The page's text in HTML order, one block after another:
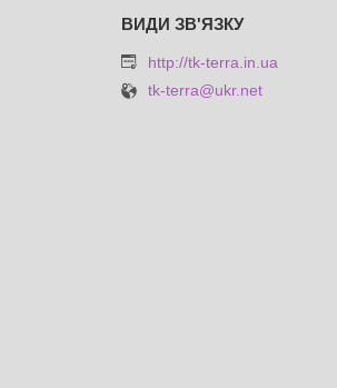
http://tk-terra.in.ua
tk-terra@ukr.net